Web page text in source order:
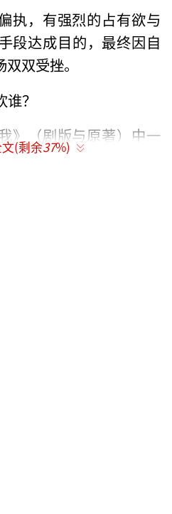
执，有强烈的占有欲与
段达成目的，最终因自
双受挫。
？
》（剧版与原著）中一
青梅竹马（邻居），也
(剩余37%)